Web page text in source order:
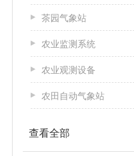
茶园气象站
农业监测系统
农业观测设备
农田自动气象站
查看全部